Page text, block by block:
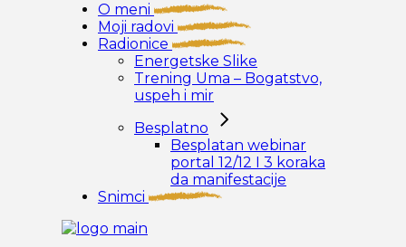
O meni
Moji radovi
Radionice
Energetske Slike
Trening Uma – Bogatstvo,
uspeh i mir
Besplatno
Besplatan webinar
portal 12/12 I 3 koraka
da manifestacije
Snimci